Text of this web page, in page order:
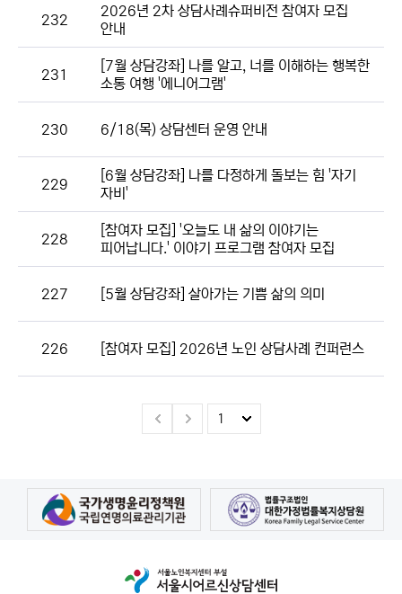
232
2026년 2차 상담사례슈퍼비전 참여자 모집
안내
231
[7월 상담강좌] 나를 알고, 너를 이해하는 행복한
소통 여행 '에니어그램'
230 6/18(목) 상담센터 운영 안내
229
[6월 상담강좌] 나를 다정하게 돌보는 힘 '자기
자비'
228
[참여자 모집] '오늘도 내 삶의 이야기는
피어납니다.' 이야기 프로그램 참여자 모집
227 [5월 상담강좌] 살아가는 기쁨 삶의 의미
226 [참여자 모집] 2026년 노인 상담사례 컨퍼런스